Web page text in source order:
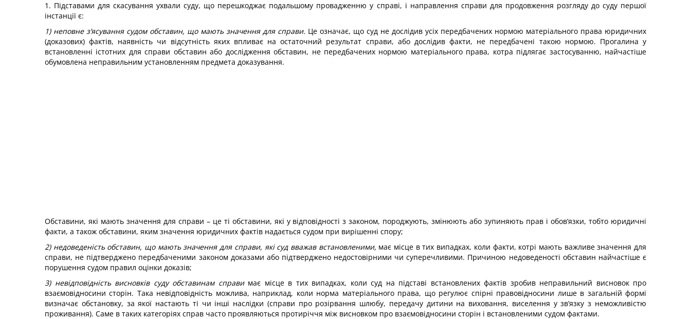
1. Підставами для скасування ухвали суду, що перешкоджає подальшому провадженню у справі, і направлення справи для продовження розгляду до суду першої
інстанції є:
1) неповне з’ясування судом обставин, що мають значення для справи. Це означає, що суд не дослідив усіх передбачених нормою матеріального права юридичних
(доказових) фактів, наявність чи відсутність яких впливає на остаточний результат справи, або дослідив факти, не передбачені такою нормою. Прогалина у
встановленні істотних для справи обставин або дослідження обставин, не передбачених нормою матеріального права, котра підлягає застосуванню, найчастіше
обумовлена неправильним установленням предмета доказування.
Обставини, які мають значення для справи – це ті обставини, які у відповідності з законом, породжують, змінюють або зупиняють прав і обов’язки, тобто юридичні
факти, а також обставини, яким значення юридичних фактів надається судом при вирішенні спору;
2) недоведеність обставин, що мають значення для справи, які суд вважав встановленими, має місце в тих випадках, коли факти, котрі мають важливе значення для
справи, не підтверджено передбаченими законом доказами або підтверджено недостовірними чи суперечливими. Причиною недоведеності обставин найчастіше є
порушення судом правил оцінки доказів;
3) невідповідність висновків суду обставинам справимає місце в тих випадках, коли суд на підставі встановлених фактів зробив неправильний висновок про
взаємовідносини сторін. Така невідповідність можлива, наприклад, коли норма матеріального права, що регулює спірні правовідносини лише в загальній формі
визначає обстановку, за якої настають ті чи інші наслідки (справи про розірвання шлюбу, передачу дитини на виховання, виселення у зв’язку з неможливістю
проживання). Саме в таких категоріях справ часто проявляються протиріччя між висновком про взаємовідносини сторін і встановленими судом фактами.